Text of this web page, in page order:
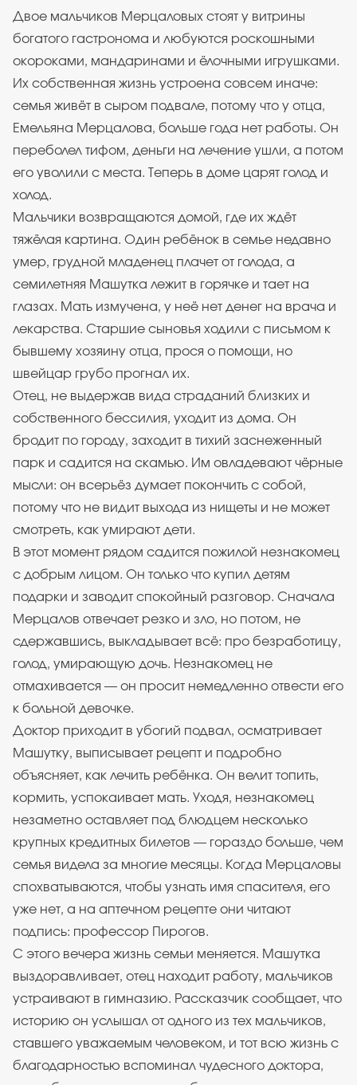
Двое мальчиков Мерцаловых стоят у витрины
богатого гастронома и любуются роскошными
окороками, мандаринами и ёлочными игрушками.
Их собственная жизнь устроена совсем иначе:
семья живёт в сыром подвале, потому что у отца,
Емельяна Мерцалова, больше года нет работы. Он
переболел тифом, деньги на лечение ушли, а потом
его уволили с места. Теперь в доме царят голод и
холод.
Мальчики возвращаются домой, где их ждёт
тяжёлая картина. Один ребёнок в семье недавно
умер, грудной младенец плачет от голода, а
семилетняя Машутка лежит в горячке и тает на
глазах. Мать измучена, у неё нет денег на врача и
лекарства. Старшие сыновья ходили с письмом к
бывшему хозяину отца, прося о помощи, но
швейцар грубо прогнал их.
Отец, не выдержав вида страданий близких и
собственного бессилия, уходит из дома. Он
бродит по городу, заходит в тихий заснеженный
парк и садится на скамью. Им овладевают чёрные
мысли: он всерьёз думает покончить с собой,
потому что не видит выхода из нищеты и не может
смотреть, как умирают дети.
В этот момент рядом садится пожилой незнакомец
с добрым лицом. Он только что купил детям
подарки и заводит спокойный разговор. Сначала
Мерцалов отвечает резко и зло, но потом, не
сдержавшись, выкладывает всё: про безработицу,
голод, умирающую дочь. Незнакомец не
отмахивается — он просит немедленно отвести его
к больной девочке.
Доктор приходит в убогий подвал, осматривает
Машутку, выписывает рецепт и подробно
объясняет, как лечить ребёнка. Он велит топить,
кормить, успокаивает мать. Уходя, незнакомец
незаметно оставляет под блюдцем несколько
крупных кредитных билетов — гораздо больше, чем
семья видела за многие месяцы. Когда Мерцаловы
спохватываются, чтобы узнать имя спасителя, его
уже нет, а на аптечном рецепте они читают
подпись: профессор Пирогов.
С этого вечера жизнь семьи меняется. Машутка
выздоравливает, отец находит работу, мальчиков
устраивают в гимназию. Рассказчик сообщает, что
историю он услышал от одного из тех мальчиков,
ставшего уважаемым человеком, и тот всю жизнь с
благодарностью вспоминал чудесного доктора,